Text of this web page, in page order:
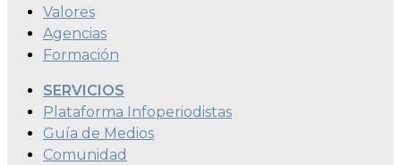
Valores
Agencias
Formación
SERVICIOS
Plataforma Infoperiodistas
Guía de Medios
Comunidad